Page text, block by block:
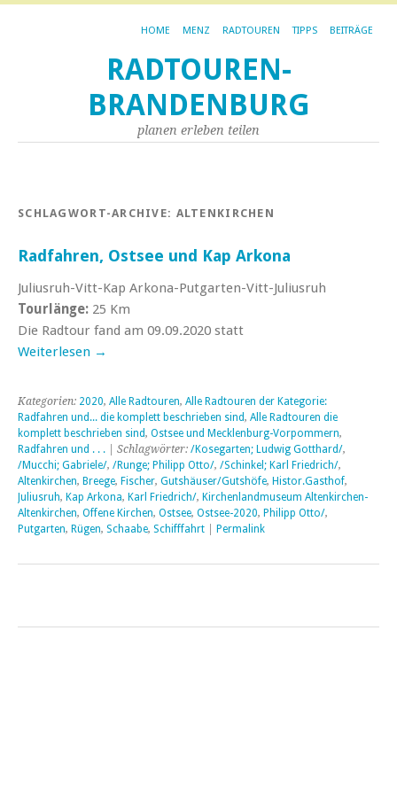
HOME MENZ RADTOUREN TIPPS BEITRÄGE
RADTOUREN-
BRANDENBURG
planen erleben teilen
SCHLAGWORT-ARCHIVE: ALTENKIRCHEN
Radfahren, Ostsee und Kap Arkona
Juliusruh-Vitt-Kap Arkona-Putgarten-Vitt-Juliusruh
Tourlänge: 25 Km
Die Radtour fand am 09.09.2020 statt
Weiterlesen →
Kategorien: 2020, Alle Radtouren, Alle Radtouren der Kategorie:
Radfahren und... die komplett beschrieben sind, Alle Radtouren die
komplett beschrieben sind, Ostsee und Mecklenburg-Vorpommern,
Radfahren und . . . | Schlagwörter: /Kosegarten; Ludwig Gotthard/,
/Mucchi; Gabriele/, /Runge; Philipp Otto/, /Schinkel; Karl Friedrich/,
Altenkirchen, Breege, Fischer, Gutshäuser/Gutshöfe, Histor.Gasthof,
Juliusruh, Kap Arkona, Karl Friedrich/, Kirchenlandmuseum Altenkirchen-
Altenkirchen, Offene Kirchen, Ostsee, Ostsee-2020, Philipp Otto/,
Putgarten, Rügen, Schaabe, Schifffahrt Permalink